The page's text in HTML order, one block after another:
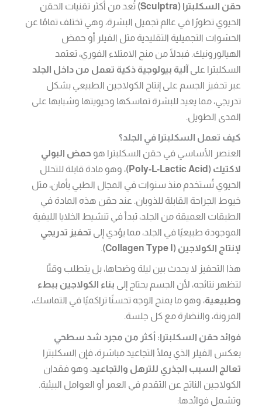
حقن السكلبترا (Sculptra)
تُعد من أكثر تقنيات الحقن
الحيوي تطورًا في عالم تجميل البشرة، وهي تختلف تمامًا عن
الحشوات التجميلية التقليدية مثل الفيلر أو حمض
الهيالورونيك. فبدلًا من منح الامتلاء الفوري، تعتمد
السكلبترا علىآلية بيولوجية ذكية تعمل من داخل الجلد
عبر تحفيز الجسم على إنتاج الكولاجين الطبيعي بشكل
تدريجي، مما يعيد للبشرة تماسكها وحيويتها وشبابها على
المدى الطويل.
كيف تعمل السكلبترا في الجلد؟
العنصر الأساسي في حقن السكلبترا هو حمض البولي
لاكتيك (Poly-L-Lactic Acid)
، وهو مادة قابلة للتحلل
الحيوي تُستخدم منذ سنوات في المجال الطبي بأمان، مثل
خيوط الجراحة القابلة للذوبان. عند حقن هذه المادة في
الطبقات العميقة من الجلد، تبدأ في تنشيط الخلايا الليفية
الموجودة طبيعيًا في الجلد، مما يؤدي إلى تحفيز تدريجي
لإنتاج الكولاجين (Collagen Type I)
.
هذا التحفيز لا يحدث بين ليلة وضحاها، بل يتطلب وقتًا
لتظهر نتائجه، لأن الجسم يحتاج إلى بناء الكولاجين ببطء
وطبيعية، وهو ما يمنح الوجه تحسنًا تراكميًا في التماسك،
المرونة، والنضارة مع كل جلسة.
فوائد حقن السكلبترا: أكثر من مجرد شد سطحي
بعكس الفيلر الذي يملأ التجاعيد مباشرة، فإن السكلبترا
تعالج السبب الجذري للترهل والتجاعيد، وهو فقدان
الكولاجين الناتج عن التقدم في العمر أو العوامل البيئية.
وتشمل فوائدها: